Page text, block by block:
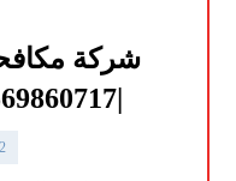
شركة
|0569860717| النمل الابيض
12